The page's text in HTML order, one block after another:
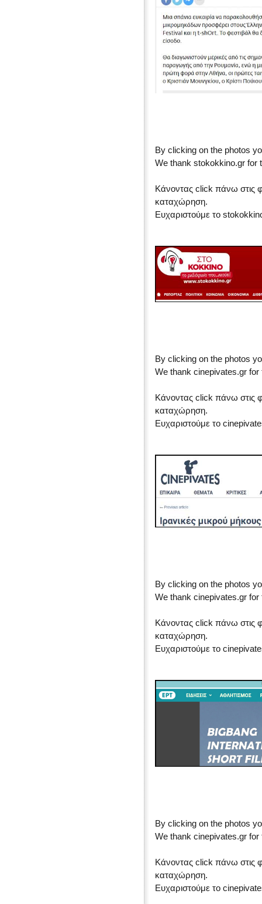
By clicking on the photos
We thank stokokkino.gr for
Κάνοντας click πάνω στις
καταχώρηση.
Ευχαριστούμε το
By clicking on the photos
We thank cinepivates.gr for
Κάνοντας click πάνω στις
καταχώρηση.
Ευχαριστούμε το
By clicking on the photos
We thank cinepivates.gr for
Κάνοντας click πάνω στις
καταχώρηση.
Ευχαριστούμε το
By clicking on the photos
We thank cinepivates.gr for
Κάνοντας click πάνω στις
καταχώρηση.
Ευχαριστούμε το